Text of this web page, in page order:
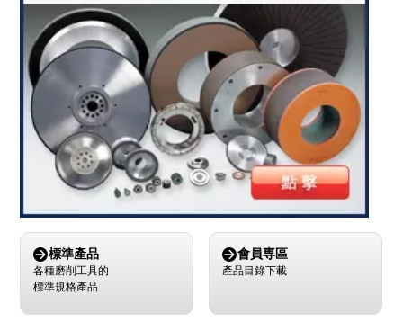
標準產品
各種磨削工具的
標準規格產品
會員専區
產品目錄下載